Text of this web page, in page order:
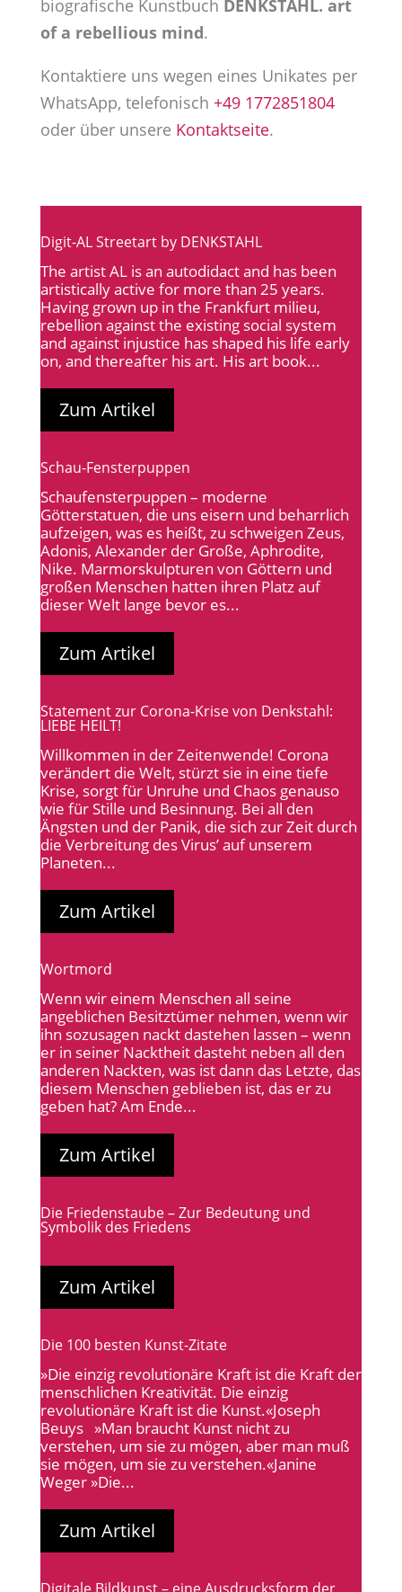
biografische Kunstbuch DENKSTAHL. art
of a rebellious mind.
Kontaktiere uns wegen eines Unikates per
WhatsApp, telefonisch +49 1772851804
oder über unsere Kontaktseite.
Digit-AL Streetart by DENKSTAHL
The artist AL is an autodidact and has been
artistically active for more than 25 years.
Having grown up in the Frankfurt milieu,
rebellion against the existing social system
and against injustice has shaped his life early
on, and thereafter his art. His art book...
Zum Artikel
Schau-Fensterpuppen
Schaufensterpuppen – moderne
Götterstatuen, die uns eisern und beharrlich
aufzeigen, was es heißt, zu schweigen Zeus,
Adonis, Alexander der Große, Aphrodite,
Nike. Marmorskulpturen von Göttern und
großen Menschen hatten ihren Platz auf
dieser Welt lange bevor es...
Zum Artikel
Statement zur Corona-Krise von Denkstahl:
LIEBE HEILT!
Willkommen in der Zeitenwende! Corona
verändert die Welt, stürzt sie in eine tiefe
Krise, sorgt für Unruhe und Chaos genauso
wie für Stille und Besinnung. Bei all den
Ängsten und der Panik, die sich zur Zeit durch
die Verbreitung des Virus’ auf unserem
Planeten...
Zum Artikel
Wortmord
Wenn wir einem Menschen all seine
angeblichen Besitztümer nehmen, wenn wir
ihn sozusagen nackt dastehen lassen – wenn
er in seiner Nacktheit dasteht neben all den
anderen Nackten, was ist dann das Letzte, das
diesem Menschen geblieben ist, das er zu
geben hat? Am Ende...
Zum Artikel
Die Friedenstaube – Zur Bedeutung und
Symbolik des Friedens
Zum Artikel
Die 100 besten Kunst-Zitate
»Die einzig revolutionäre Kraft ist die Kraft der
menschlichen Kreativität. Die einzig
revolutionäre Kraft ist die Kunst.«Joseph
Beuys »Man braucht Kunst nicht zu
verstehen, um sie zu mögen, aber man muß
sie mögen, um sie zu verstehen.«Janine
Weger »Die...
Zum Artikel